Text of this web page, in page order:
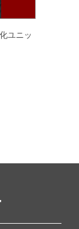
ユニッ